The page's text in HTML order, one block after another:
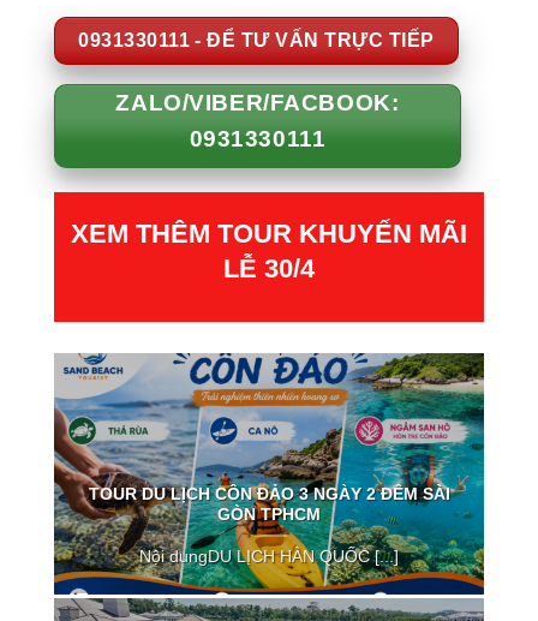
0931330111 - ĐỂ TƯ VẤN TRỰC TIẾP
ZALO/VIBER/FACBOOK:
0931330111
XEM THÊM TOUR KHUYẾN MÃI
LỄ 30/4
TOUR DU LỊCH CÔN ĐẢO 3 NGÀY 2 ĐÊM SÀI
GÒN TPHCM
Nội dungDU LỊCH HÀN QUỐC [...]